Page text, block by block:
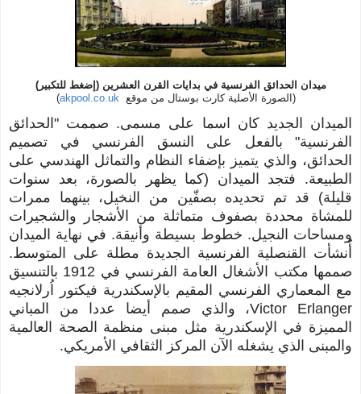
ميدان الحدائق الفرنسية في بدايات القرن العشرين (إضغط للتكبير)
(الصورة الأصلية كارت بوستال من موقع akpool.co.uk
)
الميدان الجديد كان اسما على مسمى. صممت "الحدائق
الفرنسية" بالفعل على النسق الفرنسي في تصميم
الحدائق، والذي يتميز بإضفاء النظام والتماثل الهندسي على
الطبيعة. فتجد الميدان (كما يظهر بالصورة، بعد سنوات
قليلة) قد تم تحديده بصفّين من النخيل، بينهما ممرات
للمشاة محددة بصفوف متماثلة من الأشجار والشجيرات
ومساحات النجيل. خطوط بسيطة وأنيقة. في نهاية الميدان
أُنشأت القنصلية الفرنسية الجديدة مطلة على المتوسط.
صممها مكتب الأشغال العامة الفرنسي في 1912 بالتنسيق
مع المعماري الفرنسي المقيم بالإسكندرية فيكتور اُرلانجيه
Victor Erlanger، والذي صمم أيضا عددا من المباني
المميزة في الإسكندرية مثل مبنى منظمة الصحة العالمية
والمبنى الذي يشغله الآن المركز الثقافي الأمريكي.